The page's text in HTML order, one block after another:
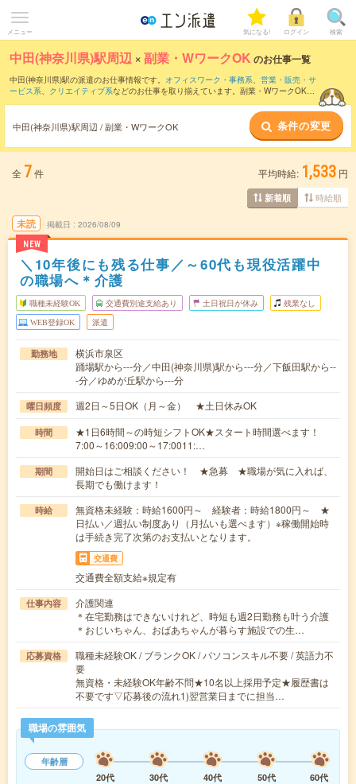
メニュー 気になる! ログイン 検索
中田(神奈川県)駅周辺 ×副業・WワークOK のお仕事一覧
中田(神奈川県)駅の派遣のお仕事情報です。 オフィスワーク・事務系、 営業・販売・サ
ービス系、 クリエイティブ系などのお仕事を取り揃えています。副業・WワークOKの
中田(神奈川県)駅周辺 / 副業・WワークOK 条件の変更
全 7件 平均時給: 1,533 円
新着順 時給順
未読
NEW
掲載日 2026/08/09
＼10年後にも残る仕事／～60代も現役活躍中
の職場へ＊介護
職種未経験OK 交通費別途支給あり 土日祝日が休み 残業なし
WEB登録OK 派遣
勤務地
横浜市泉区
踊場駅から---分／中田(神奈川県)駅から---分／下飯田駅から--
-分／ゆめが丘駅から---分
曜日頻度 週2日～5日OK（月～金） ★土日休みOK
時間
★1日6時間～の時短シフトOK★スタート時間選べます！
7:00～16:009:00～17:0011:…
期間
開始日はご相談ください！ ★急募 ★職場が気に入れば、
長期でも働けます！
時給
無資格未経験：時給1600円～ 経験者：時給1800円～ ★
日払い／週払い制度あり（月払いも選べます）※稼働開始時
は手続き完了次第のお支払いとなります。
交通費
交通費全額支給※規定有
仕事内容
介護関連
＊在宅勤務はできないけれど、時短も週2日勤務も叶う介護
＊おじいちゃん、おばあちゃんが暮らす施設での生…
応募資格
職種未経験OK / ブランクOK / パソコンスキル不要 / 英語力不
要
無資格・未経験OK年齢不問★10名以上採用予定★履歴書は
不要です▽応募後の流れ1)翌営業日までに担当…
職場の雰囲気
年齢層
20代
30代 40代 50代
60代